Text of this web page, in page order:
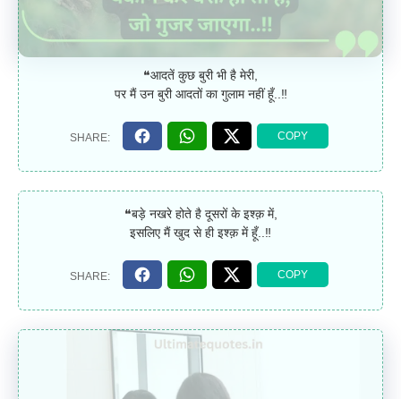
❝आदतें कुछ बुरी भी है मेरी,
पर मैं उन बुरी आदतों का गुलाम नहीं हूँ..‼
❝बड़े नखरे होते है दूसरों के इश्क़ में,
इसलिए मैं खुद से ही इश्क़ में हूँ..‼